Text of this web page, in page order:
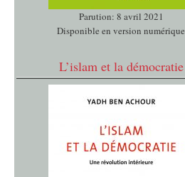
Parution: 8 avril 2021
Disponible en version numérique
L’islam et la démocratie